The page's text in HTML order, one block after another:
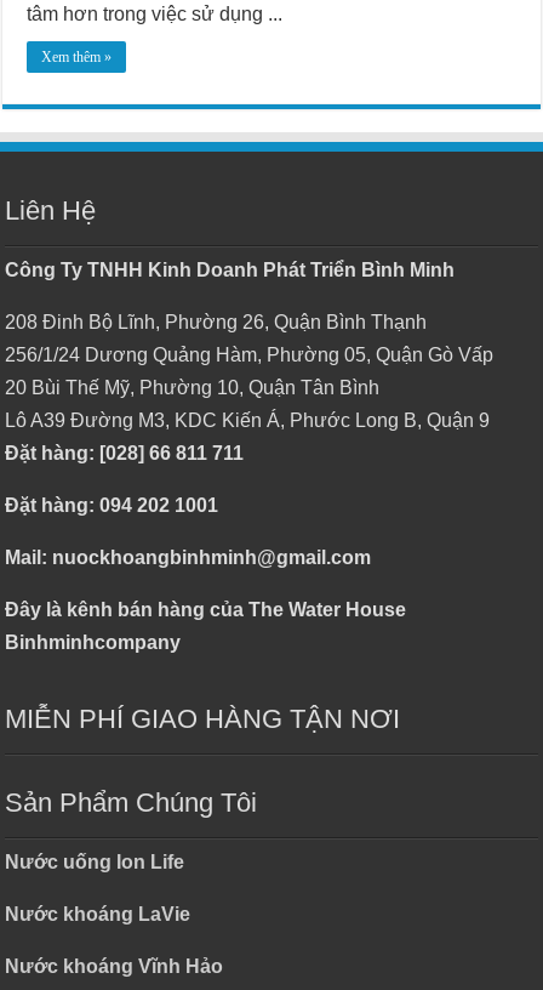
tâm hơn trong việc sử dụng ...
Xem thêm »
Liên Hệ
Công Ty TNHH Kinh Doanh Phát Triển Bình Minh
208 Đinh Bộ Lĩnh, Phường 26, Quận Bình Thạnh
256/1/24 Dương Quảng Hàm, Phường 05, Quận Gò Vấp
20 Bùi Thế Mỹ, Phường 10, Quận Tân Bình
Lô A39 Đường M3, KDC Kiến Á, Phước Long B, Quận 9
Đặt hàng: [028] 66 811 711
Đặt hàng: 094 202 1001
Mail: nuockhoangbinhminh@gmail.com
Đây là kênh bán hàng của The Water House
Binhminhcompany
MIỄN PHÍ GIAO HÀNG TẬN NƠI
Sản Phẩm Chúng Tôi
Nước uống Ion Life
Nước khoáng LaVie
Nước khoáng Vĩnh Hảo